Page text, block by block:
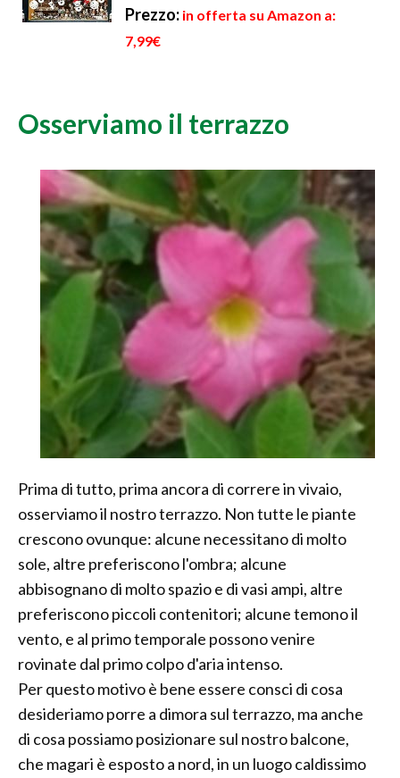
Prezzo: in offerta su Amazon a:
7,99€
Osserviamo il terrazzo
Prima di tutto, prima ancora di correre in vivaio,
osserviamo il nostro terrazzo. Non tutte le piante
crescono ovunque: alcune necessitano di molto
sole, altre preferiscono l'ombra; alcune
abbisognano di molto spazio e di vasi ampi, altre
preferiscono piccoli contenitori; alcune temono il
vento, e al primo temporale possono venire
rovinate dal primo colpo d'aria intenso.
Per questo motivo è bene essere consci di cosa
desideriamo porre a dimora sul terrazzo, ma anche
di cosa possiamo posizionare sul nostro balcone,
che magari è esposto a nord, in un luogo caldissimo